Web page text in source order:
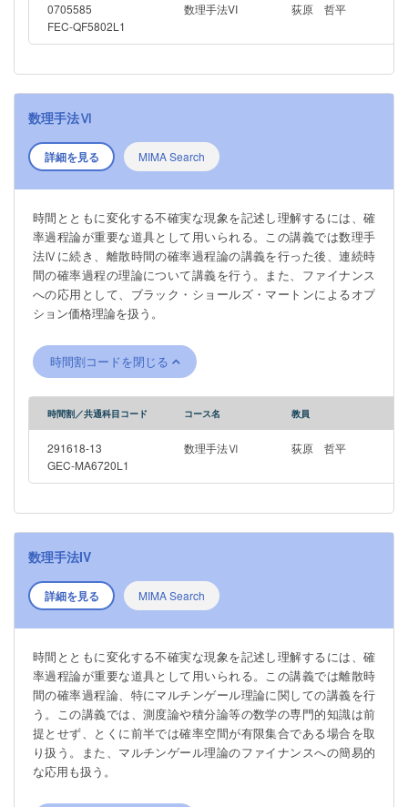
0705585
FEC-QF5802L1
数理手法VI 荻原 哲平
数理手法Ⅵ
詳細を見る MIMA Search
時間とともに変化する不確実な現象を記述し理解するには、確
率過程論が重要な道具として用いられる。この講義では数理手
法Ⅳに続き、離散時間の確率過程論の講義を行った後、連続時
間の確率過程の理論について講義を行う。また、ファイナンス
への応用として、ブラック・ショールズ・マートンによるオプ
ション価格理論を扱う。
時間割コードを閉じる
時間割／共通科目コード コース名 教員
291618-13
GEC-MA6720L1
数理手法Ⅵ 荻原 哲平
数理手法IV
詳細を見る MIMA Search
時間とともに変化する不確実な現象を記述し理解するには、確
率過程論が重要な道具として用いられる。この講義では離散時
間の確率過程論、特にマルチンゲール理論に関しての講義を行
う。この講義では、測度論や積分論等の数学の専門的知識は前
提とせず、とくに前半では確率空間が有限集合である場合を取
り扱う。また、マルチンゲール理論のファイナンスへの簡易的
な応用も扱う。